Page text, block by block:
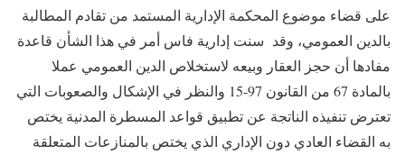
على قضاء موضوع المحكمة الإدارية المستمد من تقادم المطالبة
بالدين العمومي، وقد سنت إدارية فاس أمر في هذا الشأن قاعدة
مفادها أن حجز العقار وبيعه لاستخلاص الدين العمومي عملا
بالمادة 67 من القانون 97-15 والنظر في الإشكال والصعوبات التي
تعترض تنفيذه الناتجة عن تطبيق قواعد المسطرة المدنية يختص
به القضاء العادي دون الإداري الذي يختص بالمنازعات المتعلقة